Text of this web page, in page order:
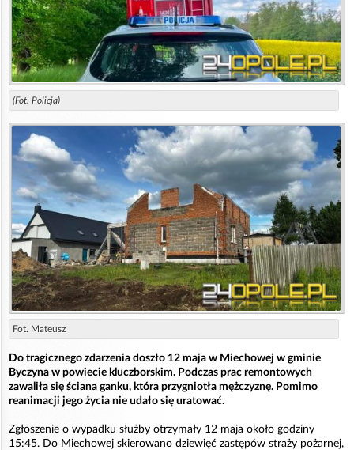
(Fot. Policja)
Fot. Mateusz
Do tragicznego zdarzenia doszło 12 maja w Miechowej w gminie
Byczyna w powiecie kluczborskim. Podczas prac remontowych
zawaliła się ściana ganku, która przygniotła mężczyznę. Pomimo
reanimacji jego życia nie udało się uratować.
Zgłoszenie o wypadku służby otrzymały 12 maja około godziny
15:45. Do Miechowej skierowano dziewięć zastępów straży pożarnej,